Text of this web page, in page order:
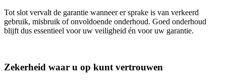
Tot slot vervalt de garantie wanneer er sprake is van verkeerd
gebruik, misbruik of onvoldoende onderhoud. Goed onderhoud
blijft dus essentieel voor uw veiligheid én voor uw garantie.
Zekerheid waar u op kunt vertrouwen